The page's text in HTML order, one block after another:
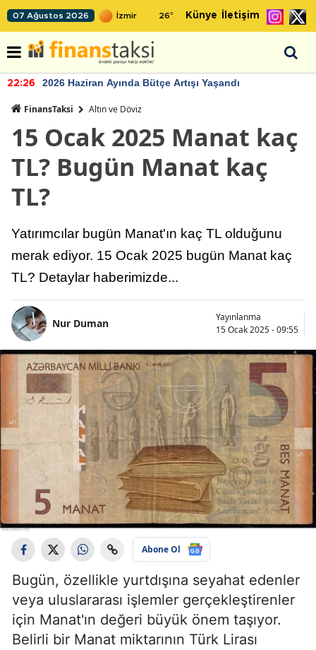
07 Ağustos 2026 26° Künye İletişim
22:24 TCMB'nin rezervlerinde artan
FinansTaksi Altın ve Döviz
15 Ocak 2025 Manat kaç
TL? Bugün Manat kaç
TL?
Yatırımcılar bugün Manat'ın kaç TL olduğunu
merak ediyor. 15 Ocak 2025 bugün Manat kaç
TL? Detaylar haberimizde...
Nur Duman
Yayınlanma
15 Ocak 2025 - 09:55
Abone Ol
Bugün, özellikle yurtdışına seyahat edenler
veya uluslararası işlemler gerçekleştirenler
için Manat'ın değeri büyük önem taşıyor.
Belirli bir Manat miktarının Türk Lirası